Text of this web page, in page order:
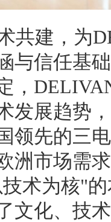
共建，为
与信任基
，
发展趋势
领先的三
洲市场需
术为核"
文化、技